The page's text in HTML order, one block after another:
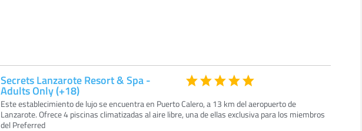
Secrets Lanzarote Resort & Spa -
Adults Only (+18)
Este establecimiento de lujo se encuentra en Puerto Calero, a 13 km del aeropuerto de
Lanzarote. Ofrece 4 piscinas climatizadas al aire libre, una de ellas exclusiva para los miembros
del Preferred